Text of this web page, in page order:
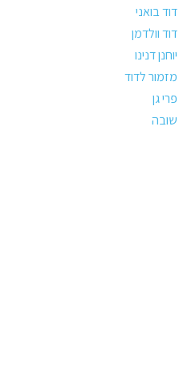
דוד בואני
דוד וולדמן
יוחנן דנינו
מזמור לדוד
פרי גן
שובה